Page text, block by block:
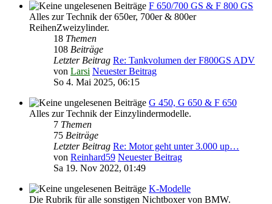
F 650/700 GS & F 800 GS
Alles zur Technik der 650er, 700er & 800er
ReihenZweizylinder.
18 Themen
108 Beiträge
Letzter Beitrag Re: Tankvolumen der F800GS ADV
von Larsi Neuester Beitrag
So 4. Mai 2025, 06:15
G 450, G 650 & F 650
Alles zur Technik der Einzylindermodelle.
7 Themen
75 Beiträge
Letzter Beitrag Re: Motor geht unter 3.000 up…
von Reinhard59 Neuester Beitrag
Sa 19. Nov 2022, 01:49
K-Modelle
Die Rubrik für alle sonstigen Nichtboxer von BMW.